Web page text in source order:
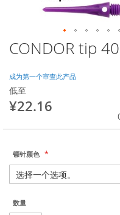
CONDOR tip
成为第一个审查此产品
低至
¥22.16
镖针颜色
数量
跳
转
图
像
库
开